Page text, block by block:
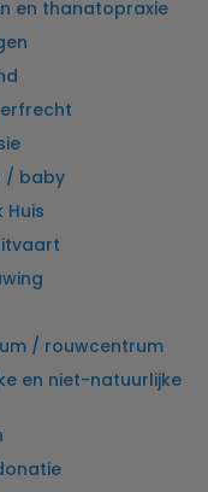
en thanatopraxie
/ baby
Huis
/ rouwcentrum
en niet-natuurlijke